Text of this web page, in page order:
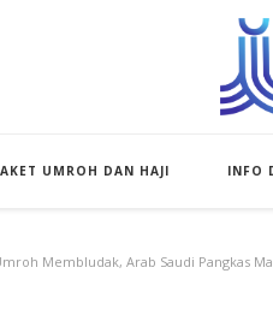
UMROH DAN HAJI INFO
Membludak, Arab Saudi Pangkas